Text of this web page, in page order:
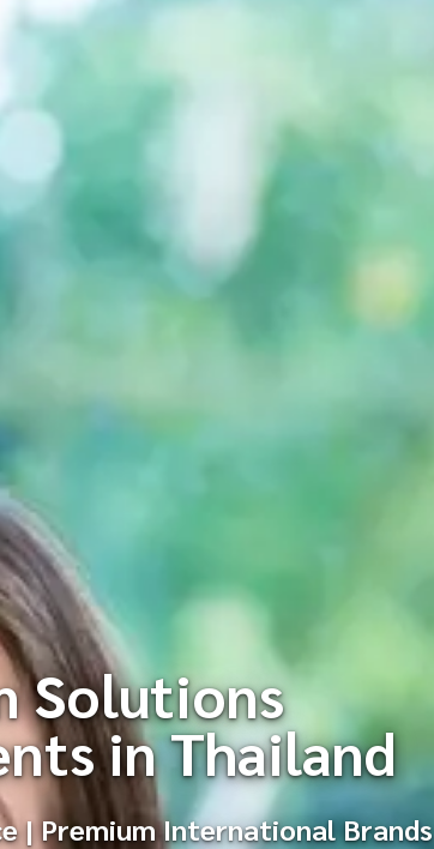
Solutions
in Thailand
| Premium International Brands